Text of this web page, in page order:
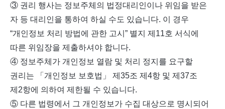
③ 권리 행사는 정보주체의 법정대리인이나 위임을 받은
자 등 대리인을 통하여 하실 수도 있습니다. 이 경우
“개인정보 처리 방법에 관한 고시” 별지 제11호 서식에
따른 위임장을 제출하셔야 합니다.
④ 정보주체가 개인정보 열람 및 처리 정지를 요구할
권리는 「개인정보 보호법」 제35조 제4항 및 제37조
제2항에 의하여 제한될 수 있습니다.
⑤ 다른 법령에서 그 개인정보가 수집 대상으로 명시되어